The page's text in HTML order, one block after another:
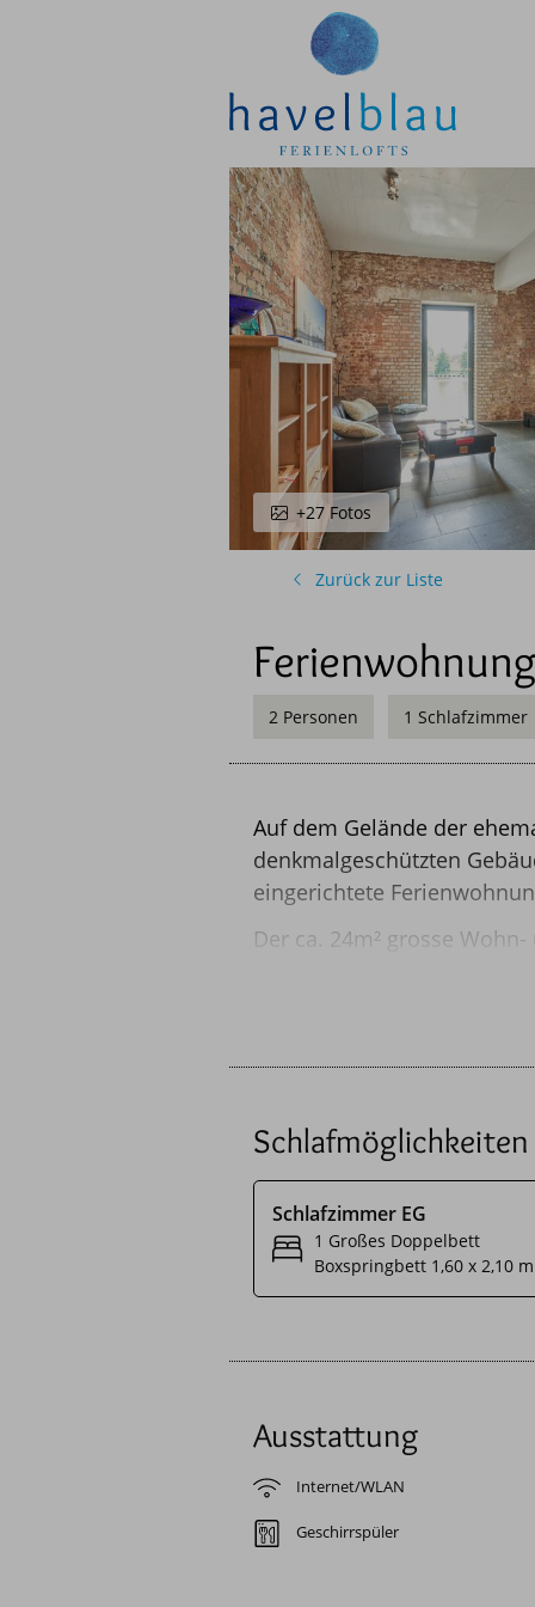
Ferienlofts
Suchen & Buchen
Urlaub mit Hund
Firmen &
Kurz mal weg
Angebote
Workshops & Meetings
havelblau
+27 Fotos
Zurück zur Liste
2 Personen 1 Schlafzimmer
Fotos Ausstattung Lage
Auf dem Gelände der
denkmalgeschützten
eingerichtete
Der ca. 24m² grosse
hochwertige
den Charakter der
Wanderwege und eine
direkt von Ihrer
durch den direkten Zugang
Schlafmöglichkeiten
Schlafzimmer EG
1 Großes Doppelbett
Boxspringbett 1,60 x 2,10 m
Ausstattung
Internet/WLAN
Geschirrspüler